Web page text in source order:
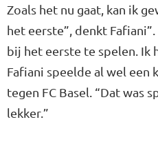
Zoals het nu gaat, kan ik
het eerste”, denkt
bij het eerste te spelen. Ik
Fafiani speelde al wel
tegen FC Basel. “Dat was
lekker.”